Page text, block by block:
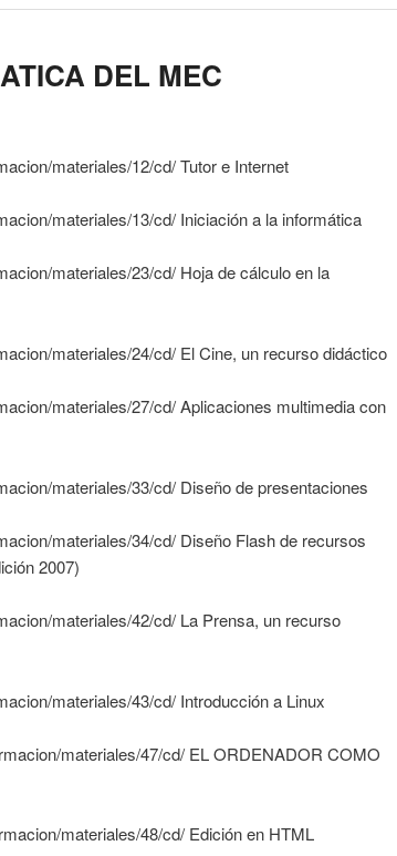
DEL MEC
materiales/12/cd/ Tutor e Internet
materiales/13/cd/ Iniciación a la informática
materiales/23/cd/ Hoja de cálculo en la
materiales/24/cd/ El Cine, un recurso didáctico
materiales/27/cd/ Aplicaciones multimedia con
materiales/33/cd/ Diseño de presentaciones
materiales/34/cd/ Diseño Flash de recursos
2007)
materiales/42/cd/ La Prensa, un recurso
materiales/43/cd/ Introducción a Linux
materiales/47/cd/ EL ORDENADOR COMO
materiales/48/cd/ Edición en HTML